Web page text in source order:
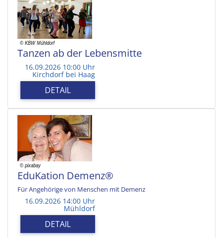
Tanzen ab der Lebensmitte
16.09.2026 10:00 Uhr
Kirchdorf bei Haag
DETAIL
EduKation Demenz®
Für Angehörige von Menschen mit Demenz
16.09.2026 14:00 Uhr
Mühldorf
DETAIL